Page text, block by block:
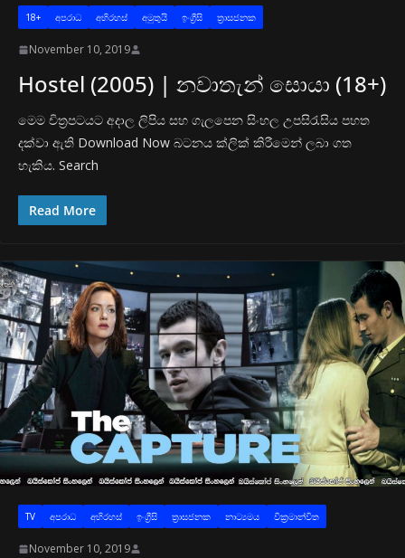
18+ අප‍රාධ අභිරහස් අමුතුයි ඉංග්‍රීසි ත්‍රාසජනක
November 10, 2019
Hostel (2005) | නවාතැන් සොයා (18+)
මෙම චිත්‍රපටයට අදාල ලිපිය සහ ගැලපෙන සිංහල උපසිරැසිය පහත
දක්වා ඇති Download Now බටනය ක්ලික් කිරීමෙන් ලබා ගත
හැකිය. Search
Read More
TV අප‍රාධ අභිරහස් ඉංග්‍රීසි ත්‍රාසජනක නාට්‍යමය වික්‍රමාන්විත
November 10, 2019